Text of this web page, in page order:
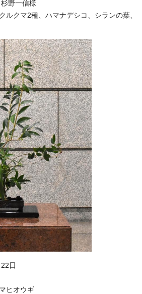
野一信様
ルクマ2種、ハマナデシコ、シランの葉、
日
ヒオウギ